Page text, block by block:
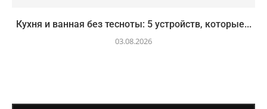
Кухня и ванная без тесноты: 5 устройств, которые...
03.08.2026